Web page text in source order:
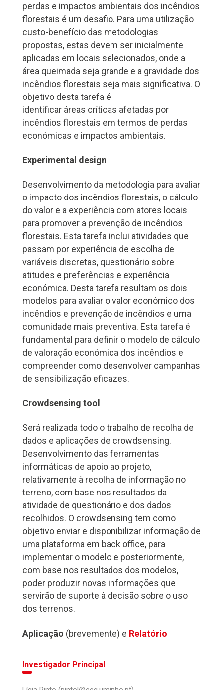
perdas e impactos ambientais dos incêndios
florestais é um desafio. Para uma utilização
custo-benefício das metodologias
propostas, estas devem ser inicialmente
aplicadas em locais selecionados, onde a
área queimada seja grande e a gravidade dos
incêndios florestais seja mais significativa. O
objetivo desta tarefa é
identificar áreas críticas afetadas por
incêndios florestais em termos de perdas
económicas e impactos ambientais.
Experimental design
Desenvolvimento da metodologia para avaliar
o impacto dos incêndios florestais, o cálculo
do valor e a experiência com atores locais
para promover a prevenção de incêndios
florestais. Esta tarefa inclui atividades que
passam por experiência de escolha de
variáveis discretas, questionário sobre
atitudes e preferências e experiência
económica. Desta tarefa resultam os dois
modelos para avaliar o valor económico dos
incêndios e prevenção de incêndios e uma
comunidade mais preventiva. Esta tarefa é
fundamental para definir o modelo de cálculo
de valoração económica dos incêndios e
compreender como desenvolver campanhas
de sensibilização eficazes.
Crowdsensing tool
Será realizada todo o trabalho de recolha de
dados e aplicações de crowdsensing.
Desenvolvimento das ferramentas
informáticas de apoio ao projeto,
relativamente à recolha de informação no
terreno, com base nos resultados da
atividade de questionário e dos dados
recolhidos. O crowdsensing tem como
objetivo enviar e disponibilizar informação de
uma plataforma em back office, para
implementar o modelo e posteriormente,
com base nos resultados dos modelos,
poder produzir novas informações que
servirão de suporte à decisão sobre o uso
dos terrenos.
Aplicação (brevemente) e Relatório
Investigador Principal